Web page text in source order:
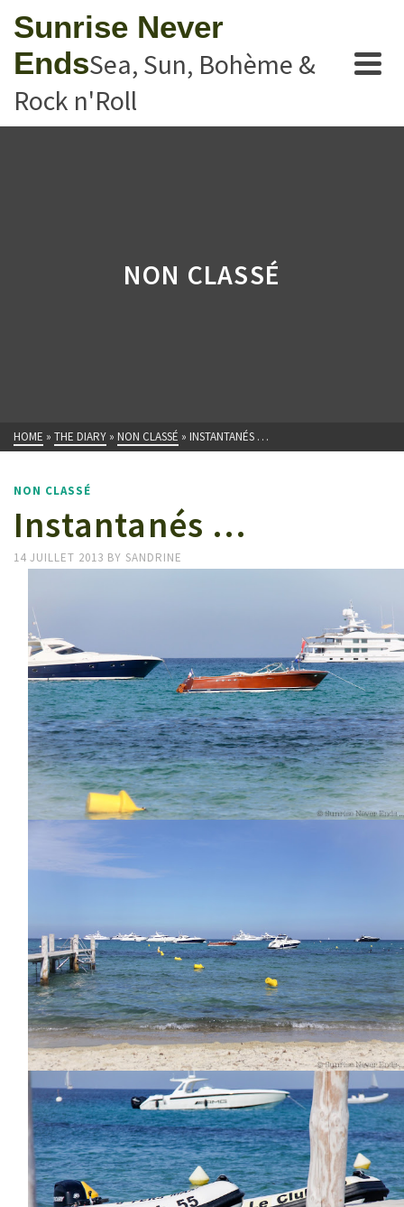
Sunrise Never
EndsSea, Sun, Bohème &
Rock n'Roll
NON CLASSÉ
HOME » THE DIARY » NON CLASSÉ » INSTANTANÉS …
NON CLASSÉ
Instantanés …
14 JUILLET 2013 BY SANDRINE